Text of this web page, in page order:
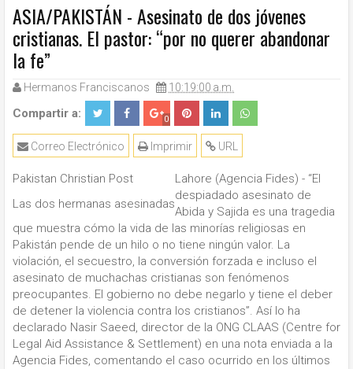
ASIA/PAKISTÁN - Asesinato de dos jóvenes
cristianas. El pastor: “por no querer abandonar
la fe”
Hermanos Franciscanos 10:19:00 a.m.
Compartir a: 0
URL
Imprimir
Correo Electrónico
Pakistan Christian Post
Las dos hermanas asesinadas
Lahore (Agencia Fides) - “El
despiadado asesinato de
Abida y Sajida es una tragedia
que muestra cómo la vida de las minorías religiosas en
Pakistán pende de un hilo o no tiene ningún valor. La
violación, el secuestro, la conversión forzada e incluso el
asesinato de muchachas cristianas son fenómenos
preocupantes. El gobierno no debe negarlo y tiene el deber
de detener la violencia contra los cristianos”. Así lo ha
declarado Nasir Saeed, director de la ONG CLAAS (Centre for
Legal Aid Assistance & Settlement) en una nota enviada a la
Agencia Fides, comentando el caso ocurrido en los últimos